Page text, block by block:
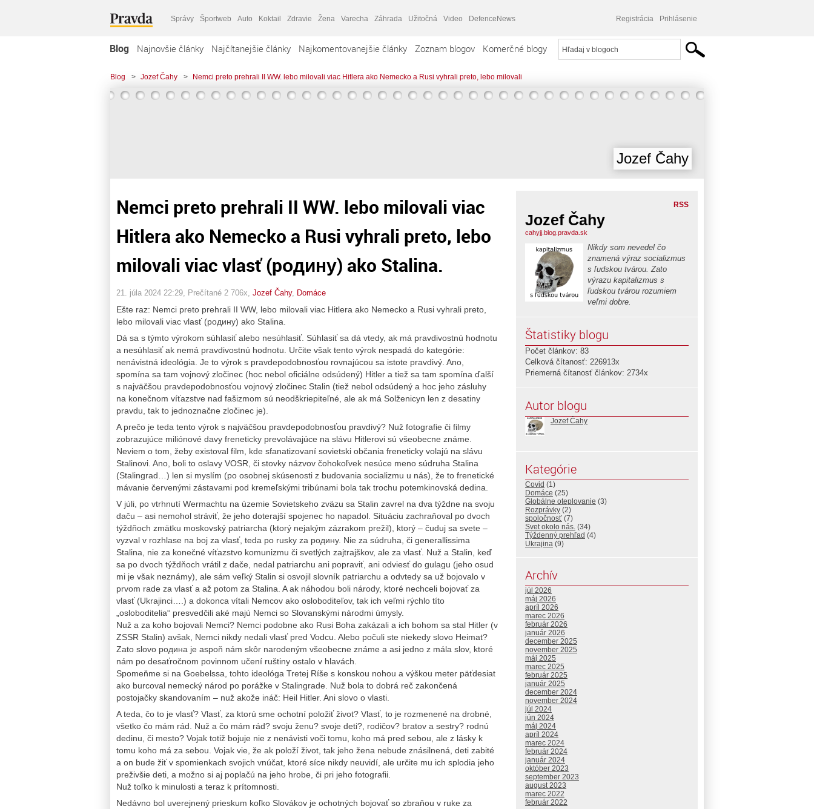
Správy Športweb Auto Koktail Zdravie Žena Varecha Záhrada Užitočná Video DefenceNews Registrácia Prihlásenie
Blog Najnovšie články Najčítanejšie články Najkomentovanejšie články Zoznam blogov Komerčné blogy
Blog > Jozef Čahy > Nemci preto prehrali II WW. lebo milovali viac Hitlera ako Nemecko a Rusi vyhrali preto, lebo milovali
Jozef Čahy
Nemci preto prehrali II WW. lebo milovali viac
Hitlera ako Nemecko a Rusi vyhrali preto, lebo
milovali viac vlasť (pодину) ako Stalina.
21. júla 2024 22:29 , Prečítané 2 706x, Jozef Čahy, Domáce
Ešte raz: Nemci preto prehrali II WW, lebo milovali viac Hitlera ako Nemecko a Rusi vyhrali preto,
lebo milovali viac vlasť (pодину) ako Stalina.
Dá sa s týmto výrokom súhlasiť alebo nesúhlasiť. Súhlasiť sa dá vtedy, ak má pravdivostnú hodnotu
a nesúhlasiť ak nemá pravdivostnú hodnotu. Určite však tento výrok nespadá do kategórie:
nenávistná ideológia. Je to výrok s pravdepodobnosťou rovnajúcou sa istote pravdivý. Ano,
spomína sa tam vojnový zločinec (hoc nebol oficiálne odsúdený) Hitler a tiež sa tam spomína ďalší
s najväčšou pravdepodobnosťou vojnový zločinec Stalin (tiež nebol odsúdený a hoc jeho zásluhy
na konečnom víťazstve nad fašizmom sú neodškriepiteľné, ale ak má Solženicyn len z desatiny
pravdu, tak to jednoznačne zločinec je).
A prečo je teda tento výrok s najväčšou pravdepodobnosťou pravdivý? Nuž fotografie či filmy
zobrazujúce miliónové davy freneticky prevolávajúce na slávu Hitlerovi sú všeobecne známe.
Neviem o tom, žeby existoval film, kde sfanatizovaní sovietski občania freneticky volajú na slávu
Stalinovi. Ano, boli to oslavy VOSR, či stovky názvov čohokoľvek nesúce meno súdruha Stalina
(Stalingrad…) len si myslím (po osobnej skúsenosti z budovania socializmu u nás), že to frenetické
mávanie červenými zástavami pod kremeľskými tribúnami bola tak trochu potemkinovská dedina.
V júli, po vtrhnutí Wermachtu na územie Sovietskeho zväzu sa Stalin zavrel na dva týždne na svoju
daču – asi nemohol stráviť, že jeho doterajší spojenec ho napadol. Situáciu zachraňoval po dvoch
týždňoch zmätku moskovský patriarcha (ktorý nejakým zázrakom prežil), ktorý – čuduj sa svete –
vyzval v rozhlase na boj za vlasť, teda po rusky za pодину. Nie za súdruha, či generallissima
Stalina, nie za konečné víťazstvo komunizmu či svetlých zajtrajškov, ale za vlasť. Nuž a Stalin, keď
sa po dvoch týždňoch vrátil z dače, nedal patriarchu ani popraviť, ani odviesť do gulagu (jeho osud
mi je však neznámy), ale sám veľký Stalin si osvojil slovník patriarchu a odvtedy sa už bojovalo v
prvom rade za vlasť a až potom za Stalina. A ak náhodou boli národy, ktoré nechceli bojovať za
vlasť (Ukrajinci….) a dokonca vítali Nemcov ako osloboditeľov, tak ich veľmi rýchlo títo
„osloboditelia“ presvedčili aké majú Nemci so Slovanskými národmi úmysly.
Nuž a za koho bojovali Nemci? Nemci podobne ako Rusi Boha zakázali a ich bohom sa stal Hitler (v
ZSSR Stalin) avšak, Nemci nikdy nedali vlasť pred Vodcu. Alebo počuli ste niekedy slovo Heimat?
Zato slovo pодинa je aspoň nám skôr narodeným všeobecne známe a asi jedno z mála slov, ktoré
nám po desaťročnom povinnom učení ruštiny ostalo v hlavách.
Spomeňme si na Goebelssa, tohto ideológa Tretej Ríše s konskou nohou a výškou meter päťdesiat
ako burcoval nemecký národ po porážke v Stalingrade. Nuž bola to dobrá reč zakončená
postojačky skandovaním – nuž akože ináč: Heil Hitler. Ani slovo o vlasti.
A teda, čo to je vlasť? Vlasť, za ktorú sme ochotní položiť život? Vlasť, to je rozmenené na drobné,
všetko čo mám rád. Nuž a čo mám rád? svoju ženu? svoje deti?, rodičov? bratov a sestry? rodnú
dedinu, či mesto? Vojak totiž bojuje nie z nenávisti voči tomu, koho má pred sebou, ale z lásky k
tomu koho má za sebou. Vojak vie, že ak položí život, tak jeho žena nebude znásilnená, deti zabité
a on bude žiť v spomienkach svojich vnúčat, ktoré síce nikdy neuvidí, ale určite mu ich splodia jeho
preživšie deti, a možno si aj poplačú na jeho hrobe, či pri jeho fotografii.
Nuž toľko k minulosti a teraz k prítomnosti.
Nedávno bol uverejnený prieskum koľko Slovákov je ochotných bojovať so zbraňou v ruke za
RSS
Jozef Čahy
cahyjj.blog.pravda.sk
Nikdy som nevedel čo
znamená výraz socializmus
s ľudskou tvárou. Zato
výrazu kapitalizmus s
ľudskou tvárou rozumiem
veľmi dobre.
Štatistiky blogu
Počet článkov: 83
Celková čítanosť: 226913x
Priemerná čítanosť článkov: 2734x
Autor blogu
Jozef Čahy
Kategórie
Covid (1)
Domáce (25)
Globálne oteplovanie (3)
Rozprávky (2)
spoločnosť (7)
Svet okolo nás. (34)
Týždenný prehľad (4)
Ukrajina (9)
Archív
júl 2026
máj 2026
apríl 2026
marec 2026
február 2026
január 2026
december 2025
november 2025
máj 2025
marec 2025
február 2025
január 2025
december 2024
november 2024
júl 2024
jún 2024
máj 2024
apríl 2024
marec 2024
február 2024
január 2024
október 2023
september 2023
august 2023
marec 2022
február 2022